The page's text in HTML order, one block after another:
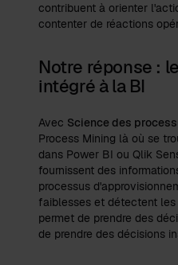
contribuent à orienter
contenter de réactions
Notre réponse :
intégré à la BI
Avec Science des
Process Mining là où se
dans Power BI ou Qlik
fournissent des
processus
faiblesses et détectent
permet de prendre des
de prendre des décisions